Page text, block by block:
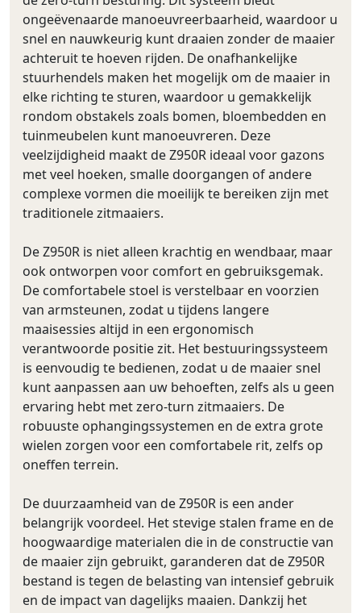
ongeëvenaarde manoeuvreerbaarheid, waardoor u
snel en nauwkeurig kunt draaien zonder de maaier
achteruit te hoeven rijden. De onafhankelijke
stuurhendels maken het mogelijk om de maaier in
elke richting te sturen, waardoor u gemakkelijk
rondom obstakels zoals bomen, bloembedden en
tuinmeubelen kunt manoeuvreren. Deze
veelzijdigheid maakt de Z950R ideaal voor gazons
met veel hoeken, smalle doorgangen of andere
complexe vormen die moeilijk te bereiken zijn met
traditionele zitmaaiers.
De Z950R is niet alleen krachtig en wendbaar, maar
ook ontworpen voor comfort en gebruiksgemak.
De comfortabele stoel is verstelbaar en voorzien
van armsteunen, zodat u tijdens langere
maaisessies altijd in een ergonomisch
verantwoorde positie zit. Het bestuuringssysteem
is eenvoudig te bedienen, zodat u de maaier snel
kunt aanpassen aan uw behoeften, zelfs als u geen
ervaring hebt met zero-turn zitmaaiers. De
robuuste ophangingssystemen en de extra grote
wielen zorgen voor een comfortabele rit, zelfs op
oneffen terrein.
De duurzaamheid van de Z950R is een ander
belangrijk voordeel. Het stevige stalen frame en de
hoogwaardige materialen die in de constructie van
de maaier zijn gebruikt, garanderen dat de Z950R
bestand is tegen de belasting van intensief gebruik
en de impact van dagelijks maaien. Dankzij het